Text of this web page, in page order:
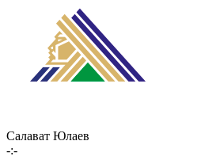
Салават Юлаев
-:-